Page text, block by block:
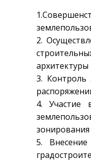
2.
3. Контроль
4. Участие
5.